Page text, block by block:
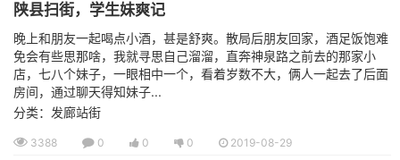
陕县扫街，学生妹爽记
晚上和朋友一起喝点小酒，甚是舒爽。散局后朋友回家，酒足饭饱难
免会有些思那啥，我就寻思自己溜溜，直奔神泉路之前去的那家小
店，七八个妹子，一眼相中一个，看着岁数不大，俩人一起去了后面
房间，通过聊天得知妹子...
分类：发廊站街
3388 0 0 0 2019-08-29